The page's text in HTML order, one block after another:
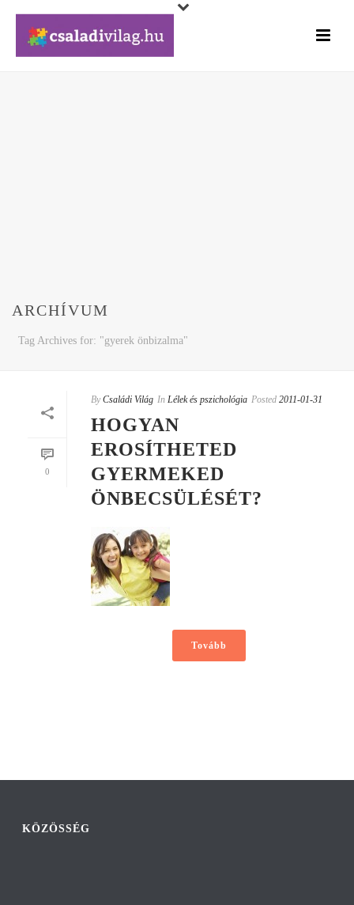
ARCHÍVUM
Tag Archives for: "gyerek önbizalma"
0
By Családi Világ In Lélek és pszichológia Posted 2011-01-31
HOGYAN
EROSÍTHETED
GYERMEKED
ÖNBECSÜLÉSÉT?
Tovább
KÖZÖSSÉG